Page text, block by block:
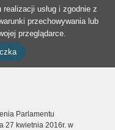
usług i zgodnie z
przechowywania lub
przeglądarce.
Parlamentu
27 kwietnia 2016r. w